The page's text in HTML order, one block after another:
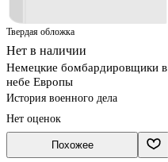
Твердая обложка
Нет в наличии
Немецкие бомбардировщики в
небе Европы
История военного дела
Нет оценок
Похожее